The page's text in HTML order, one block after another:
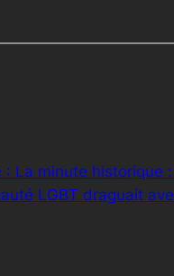
: La minute historique
LGBT draguait